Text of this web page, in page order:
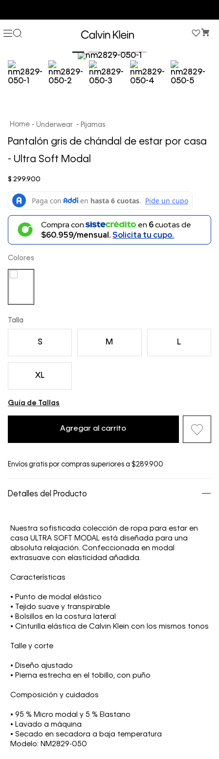
Underwear Pijamas
Pantalón gris de chándal de estar por casa
- Ultra Soft Modal
$ 299.900
Compra con en 6cuotas de
$60.959/mensual.Solicita tu cupo.
Colores
Talla
S M L
XL
Guía de Tallas
Agregar al carrito
Envíos gratis por compras superiores a $289.900
Detalles del Producto
Nuestra sofisticada colección de ropa para estar en
casa ULTRA SOFT MODAL está diseñada para una
absoluta relajación. Confeccionada en modal
extrasuave con elasticidad añadida.
Características
• Punto de modal elástico
• Tejido suave y transpirable
• Bolsillos en la costura lateral
• Cinturilla elástica de Calvin Klein con los mismos tonos
Talle y corte
• Diseño ajustado
• Pierna estrecha en el tobillo, con puño
Composición y cuidados
• 95 % Micro modal y 5 % Elastano
• Lavado a máquina
• Secado en secadora a baja temperatura
Modelo: NM2829-050